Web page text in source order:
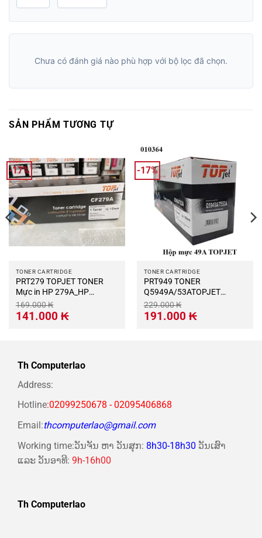
Chưa có đánh giá nào phù hợp với bộ lọc đã chọn.
SẢN PHẨM TƯƠNG TỰ
-17%
TONER CARTRIDGE
PRT279 TOPJET TONER
Mực in HP 279A_HP
LaserJet Pro M12w / M12a
/ M26a / M26nw
169.000₭
Giá
gốc
141.000 ₭Giá
hiện
-17%
TONER CARTRIDGE
PRT949 TONER
Q5949A/53ATOPJET
Q5949A/53A HP LaserJet
1160/1320/3390/3392,
229.000₭
Giá
gốc
191.000 ₭Giá
hiện
Th Computerlao
Address:
Hotline:02099250678 - 02095406868
Email:thcomputerlao@gmail.com
Working time:ວັນຈັນ ຫາ ວັນສຸກ: 8h30-18h30 ວັນເສົາ
ແລະ ວັນອາທີ: 9h-16h00
Th Computerlao